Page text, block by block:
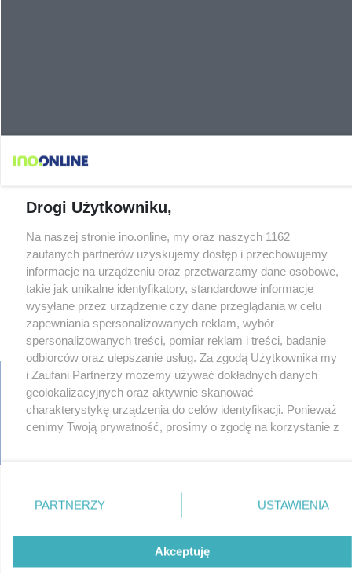
reklama redakcja
prywatność
reklamacje
gowork.pl oferty pracy
Drogi Użytkowniku,
Na naszej stronie ino.online, my oraz naszych 1162
zaufanych partnerów uzyskujemy dostęp i przechowujemy
informacje na urządzeniu oraz przetwarzamy dane osobowe,
takie jak unikalne identyfikatory, standardowe informacje
wysyłane przez urządzenie czy dane przeglądania w celu
zapewniania spersonalizowanych reklam, wybór
spersonalizowanych treści, pomiar reklam i treści, badanie
odbiorców oraz ulepszanie usług. Za zgodą Użytkownika my
i Zaufani Partnerzy możemy używać dokładnych danych
geolokalizacyjnych oraz aktywnie skanować
charakterystykę urządzenia do celów identyfikacji. Ponieważ
cenimy Twoją prywatność, prosimy o zgodę na korzystanie z
. Niektóre rodzaje przetwarzania
danych nie wymagają zgody użytkownika, ale masz prawo
miały zastosowania tylko na tej witrynie.
PARTNERZY USTAWIENIA
Akceptuję